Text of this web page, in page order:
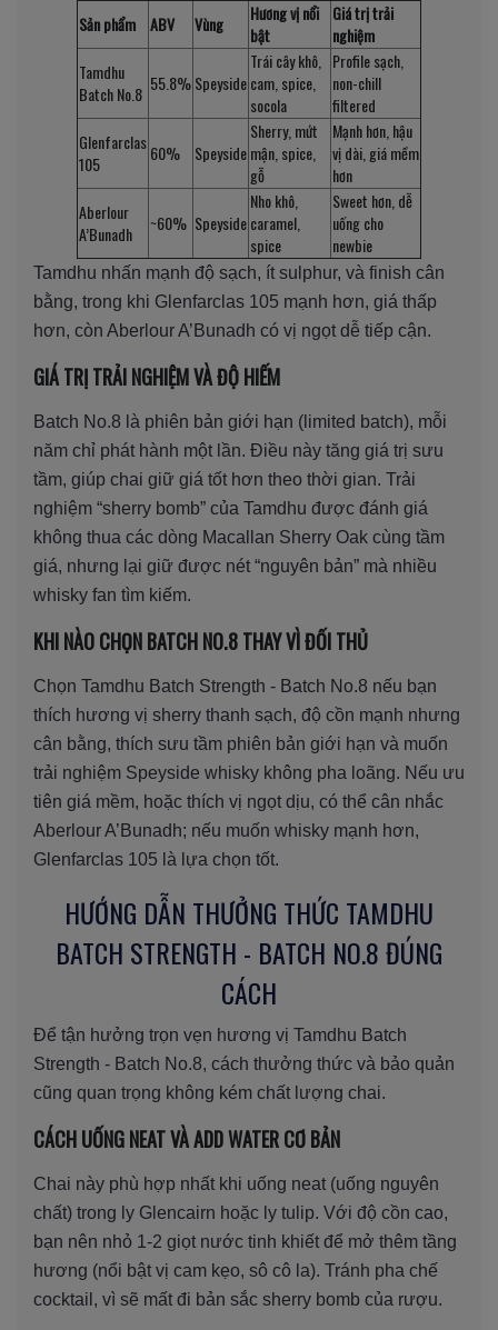
Sản phẩm ABV Vùng
Hương vị nổi
bật
Giá trị trải
nghiệm
Tamdhu
Batch No.8 55.8%Speyside
Trái cây khô,
cam, spice,
socola
Profile sạch,
non-chill
filtered
Glenfarclas
105
60% Speyside
Sherry, mứt
mận, spice,
gỗ
Mạnh hơn, hậu
vị dài, giá mềm
hơn
Aberlour
A’Bunadh
~60% Speyside
Nho khô,
caramel,
spice
Sweet hơn, dễ
uống cho
newbie
Tamdhu nhấn mạnh độ sạch, ít sulphur, và finish cân
bằng, trong khi Glenfarclas 105 mạnh hơn, giá thấp
hơn, còn Aberlour A’Bunadh có vị ngọt dễ tiếp cận.
GIÁ TRỊ TRẢI NGHIỆM VÀ ĐỘ HIẾM
Batch No.8 là phiên bản giới hạn (limited batch), mỗi
năm chỉ phát hành một lần. Điều này tăng giá trị sưu
tầm, giúp chai giữ giá tốt hơn theo thời gian. Trải
nghiệm “sherry bomb” của Tamdhu được đánh giá
không thua các dòng Macallan Sherry Oak cùng tầm
giá, nhưng lại giữ được nét “nguyên bản” mà nhiều
whisky fan tìm kiếm.
KHI NÀO CHỌN BATCH NO.8 THAY VÌ ĐỐI THỦ
Chọn Tamdhu Batch Strength - Batch No.8 nếu bạn
thích hương vị sherry thanh sạch, độ cồn mạnh nhưng
cân bằng, thích sưu tầm phiên bản giới hạn và muốn
trải nghiệm Speyside whisky không pha loãng. Nếu ưu
tiên giá mềm, hoặc thích vị ngọt dịu, có thể cân nhắc
Aberlour A’Bunadh; nếu muốn whisky mạnh hơn,
Glenfarclas 105 là lựa chọn tốt.
HƯỚNG DẪN THƯỞNG THỨC TAMDHU
BATCH STRENGTH - BATCH NO.8 ĐÚNG
CÁCH
Để tận hưởng trọn vẹn hương vị Tamdhu Batch
Strength - Batch No.8, cách thưởng thức và bảo quản
cũng quan trọng không kém chất lượng chai.
CÁCH UỐNG NEAT VÀ ADD WATER CƠ BẢN
Chai này phù hợp nhất khi uống neat (uống nguyên
chất) trong ly Glencairn hoặc ly tulip. Với độ cồn cao,
bạn nên nhỏ 1-2 giọt nước tinh khiết để mở thêm tầng
hương (nổi bật vị cam kẹo, sô cô la). Tránh pha chế
cocktail, vì sẽ mất đi bản sắc sherry bomb của rượu.